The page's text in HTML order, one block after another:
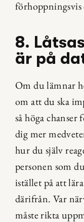
8.
är på
Om du lämnar
om att du ska
så höga
dig mer
hur du själv
personen som
istället på att
därifrån. Var
måste rikta